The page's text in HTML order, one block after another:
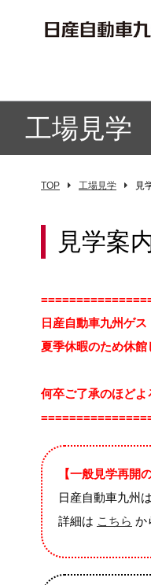
工場見学
TOP 工場見学 見
見学案
日産自動車九州ゲ
夏季休暇のため休館
何卒ご了承のほど
【一般見学再開
日産自動車九州
詳細は こちら か